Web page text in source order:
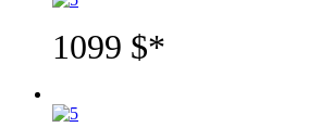
1099 $*